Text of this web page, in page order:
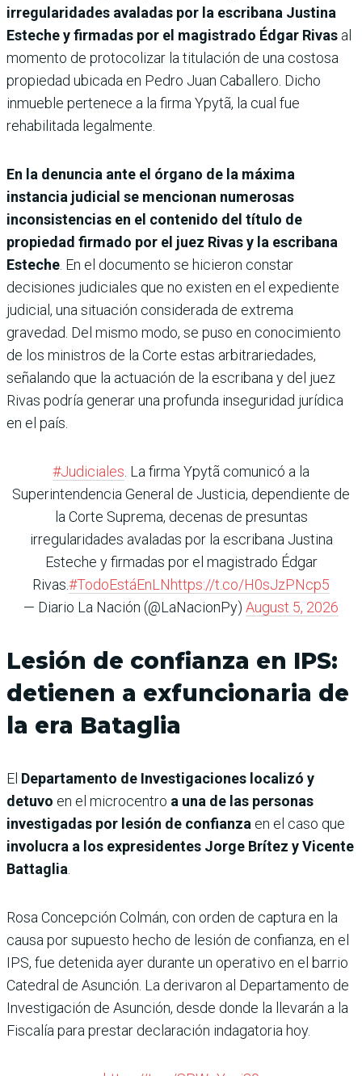
irregularidades avaladas por la escribana Justina
Esteche y firmadas por el magistrado Édgar Rivas al
momento de protocolizar la titulación de una costosa
propiedad ubicada en Pedro Juan Caballero. Dicho
inmueble pertenece a la firma Ypytã, la cual fue
rehabilitada legalmente.
En la denuncia ante el órgano de la máxima
instancia judicial se mencionan numerosas
inconsistencias en el contenido del título de
propiedad firmado por el juez Rivas y la escribana
Esteche. En el documento se hicieron constar
decisiones judiciales que no existen en el expediente
judicial, una situación considerada de extrema
gravedad. Del mismo modo, se puso en conocimiento
de los ministros de la Corte estas arbitrariedades,
señalando que la actuación de la escribana y del juez
Rivas podría generar una profunda inseguridad jurídica
en el país.
#Judiciales. La firma Ypytã comunicó a la
Superintendencia General de Justicia, dependiente de
la Corte Suprema, decenas de presuntas
irregularidades avaladas por la escribana Justina
Esteche y firmadas por el magistrado Édgar
Rivas.#TodoEstáEnLNhttps://t.co/H0sJzPNcp5
— Diario La Nación (@LaNacionPy) August 5, 2026
Lesión de confianza en IPS:
detienen a exfuncionaria de
la era Bataglia
El Departamento de Investigaciones localizó y
detuvo en el microcentro a una de las personas
investigadas por lesión de confianza en el caso que
involucra a los expresidentes Jorge Brítez y Vicente
Battaglia.
Rosa Concepción Colmán, con orden de captura en la
causa por supuesto hecho de lesión de confianza, en el
IPS, fue detenida ayer durante un operativo en el barrio
Catedral de Asunción. La derivaron al Departamento de
Investigación de Asunción, desde donde la llevarán a la
Fiscalía para prestar declaración indagatoria hoy.